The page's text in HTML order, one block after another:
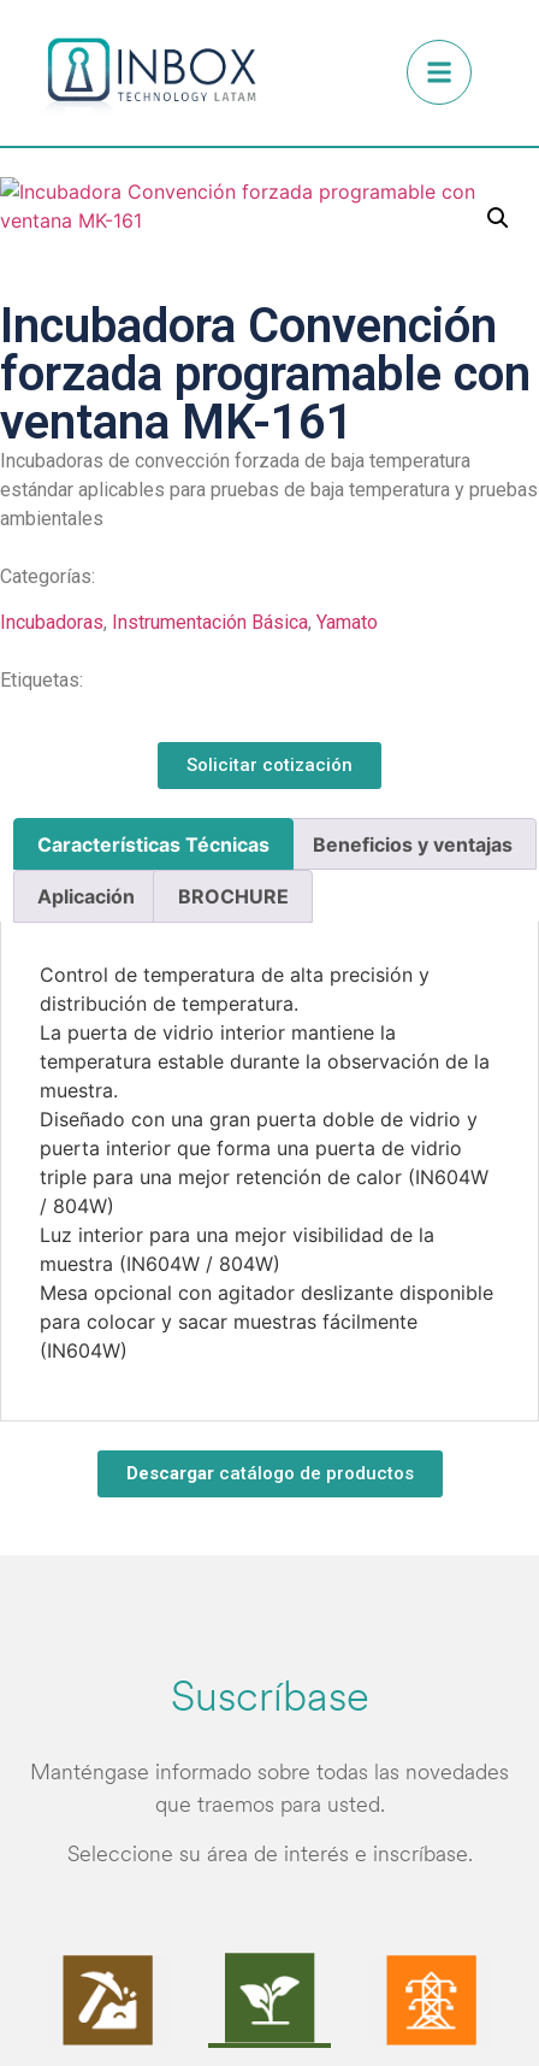
Incubadora Convención
forzada programable con
ventana MK-161
Incubadoras de convección forzada de baja temperatura
estándar aplicables para pruebas de baja temperatura y pruebas
ambientales
Categorías:
Incubadoras, Instrumentación Básica, Yamato
Etiquetas:
Solicitar cotización
Características Técnicas Beneficios y ventajas
Aplicación BROCHURE
Control de temperatura de alta precisión y
distribución de temperatura.
La puerta de vidrio interior mantiene la
temperatura estable durante la observación de la
muestra.
Diseñado con una gran puerta doble de vidrio y
puerta interior que forma una puerta de vidrio
triple para una mejor retención de calor (IN604W
/ 804W)
Luz interior para una mejor visibilidad de la
muestra (IN604W / 804W)
Mesa opcional con agitador deslizante disponible
para colocar y sacar muestras fácilmente
(IN604W)
Descargarcatálogo de productos
Suscríbase
Manténgase informado sobre todas las novedades
que traemos para usted.
Seleccione su área de interés e inscríbase.